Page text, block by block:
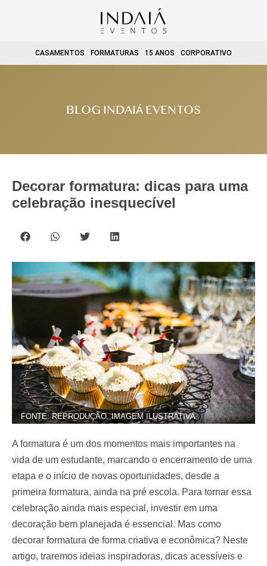
CASAMENTOS FORMATURAS 15 ANOS CORPORATIVO
BLOG INDAIÁ EVENTOS
Decorar formatura: dicas para uma
celebração inesquecível
FONTE: REPRODUÇÃO. IMAGEM ILUSTRATIVA
A formatura é um dos momentos mais importantes na
vida de um estudante, marcando o encerramento de uma
etapa e o início de novas oportunidades, desde a
primeira formatura, ainda na pré escola. Para tornar essa
celebração ainda mais especial, investir em uma
decoração bem planejada é essencial. Mas como
decorar formatura de forma criativa e econômica? Neste
artigo, traremos ideias inspiradoras, dicas acessíveis e